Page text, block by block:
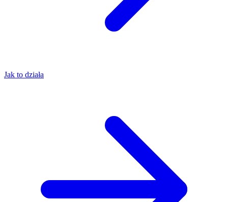
Jak to działa